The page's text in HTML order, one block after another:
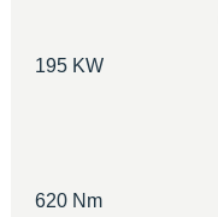
195 KW
620 Nm